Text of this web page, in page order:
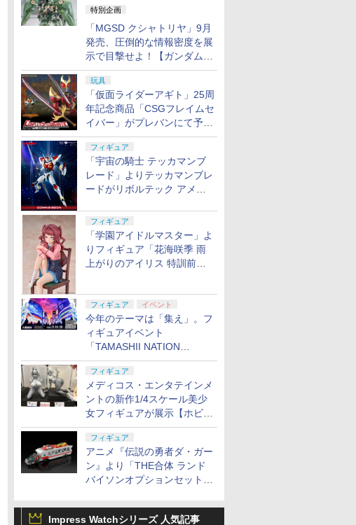
特別企画
「MGSD クシャトリヤ」9月
発売、圧倒的な情報密度を展
示で目撃せよ！【ガンダムベ
ース撮り下ろし】
玩具
「仮面ライダーアギト」25周
年記念商品「CSGフレイムセ
イバー」がプレバンにて予約
開始
フィギュア
「宇宙の騎士 テッカマンブ
レード」よりテッカマンブレ
ードがリボルテック アメイ
定
フィギュア
「学園アイドルマスター」よ
りフィギュア「花海咲季 雨
上がりのアイリス 特訓前
フィギュア イベント
今年のテーマは「集え」。フ
ィギュアイベント
「TAMASHII NATION
2026」が11月13日より開催
決定
フィギュア
メディコス・エンタテインメ
ントの新作1/4スケール美少
女フィギュアが展示【ホビー
メーカー合同展示会】
フィギュア
アニメ『伝説の勇者ダ・ガー
ン』より「THE合体 ランド
バイソンオプションセット」
Impress Watchシリーズ 人気記事